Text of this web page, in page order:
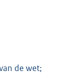
de wet;